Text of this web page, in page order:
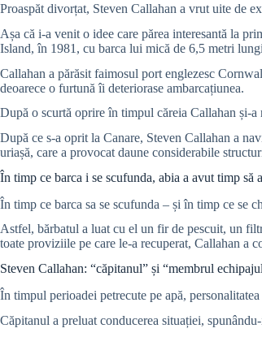
Proaspăt divorțat, Steven Callahan a vrut uite de
Așa că i-a venit o idee care părea interesantă la
Island, în 1981, cu barca lui mică de 6,5 metri
Callahan a părăsit faimosul port englezesc
deoarece o furtună îi deteriorase ambarcațiunea.
După o scurtă oprire în timpul căreia Callahan și-
După ce s-a oprit la Canare, Steven Callahan a
uriașă, care a provocat daune considerabile
În timp ce barca i se scufunda, abia a avut timp
În timp ce barca sa se scufunda – și în timp ce se
Astfel, bărbatul a luat cu el un fir de pescuit, un
toate proviziile pe care le-a recuperat, Callahan a
Steven Callahan: “căpitanul” și “membrul
În timpul perioadei petrecute pe apă,
Căpitanul a preluat conducerea situației,